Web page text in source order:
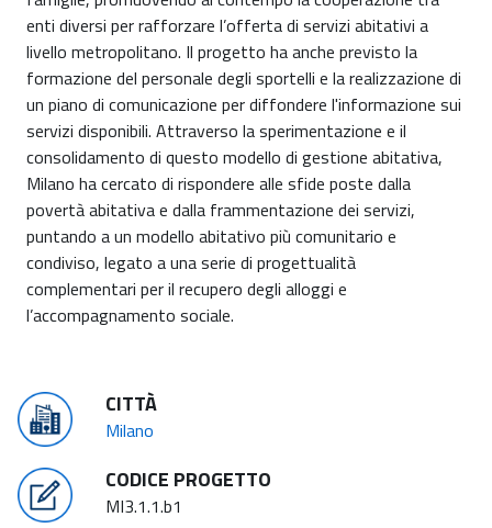
enti diversi per rafforzare l’offerta di servizi abitativi a
livello metropolitano. Il progetto ha anche previsto la
formazione del personale degli sportelli e la realizzazione di
un piano di comunicazione per diffondere l'informazione sui
servizi disponibili. Attraverso la sperimentazione e il
consolidamento di questo modello di gestione abitativa,
Milano ha cercato di rispondere alle sfide poste dalla
povertà abitativa e dalla frammentazione dei servizi,
puntando a un modello abitativo più comunitario e
condiviso, legato a una serie di progettualità
complementari per il recupero degli alloggi e
l’accompagnamento sociale.
CITTÀ
Milano
CODICE PROGETTO
MI3.1.1.b1